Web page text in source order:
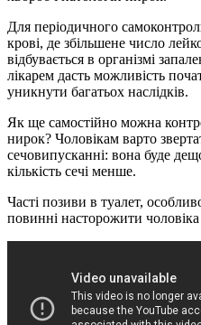
Для періодичного
крові, де збільшене число
відбувається в організмі
лікарем дасть можливість
уникнути багатьох наслідків.
Як ще самостійно можна
нирок? Чоловікам варто
сечовипусканні: вона буде
кількість сечі менше.
Часті позиви в туалет,
повинні насторожити